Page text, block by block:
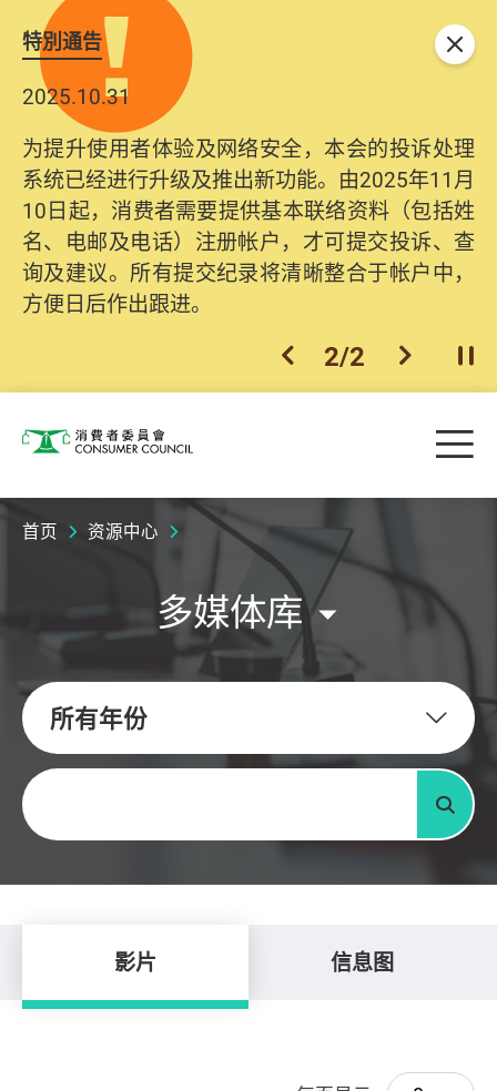
特別通告
2025.10.31
为提升使用者体验及网络安全，本会的投诉处理
系统已经进行升级及推出新功能。由2025年11月
10日起，消费者需要提供基本联络资料（包括姓
名、电邮及电话）注册帐户，才可提交投诉、查
询及建议。所有提交纪录将清晰整合于帐户中，
方便日后作出跟进。
上一个
2/2 下一个开
关闭
消费者委员会 目
首页 资源中心
多媒体库
所有年份
关键字
搜寻
影片 信息图